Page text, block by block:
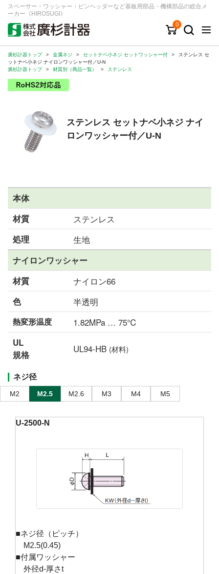
スペーサー・ワッシャー・ピンヘッダーなど基板用部品・機構部品の総合メ
ーカー《HIROSUGI》
0
キーワード 品番/シリーズ
商品カテゴリから探す
ジャンルから探す
シリーズから探す
ログイン
お問い合わせ窓口
廣杉計器トップ > 金属ネジ > セットナベ小ネジ セットワッシャー付 >
ステンレス セ
ットナベ小ネジ ナイロンワッシャー付／U-N
廣杉計器トップ
> 材質別（商品一覧） > ステンレス
ステンレス セットナベ小ネジ ナイ
ロンワッシャー付／U-N
本体
材質
ステンレス
処理 生地
ナイロンワッシャー
材質
ナイロン66
色 半透明
熱変形温度 1.82MPa … 75℃
UL
規格
UL94-HB (材料)
ネジ径
M2 M2.5 M2.6 M3 M4 M5
U-2500-N
■ネジ径（ピッチ）
M2.5(0.45)
■付属ワッシャー
外径d-厚さt